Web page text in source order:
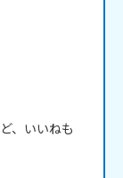
、いいねも